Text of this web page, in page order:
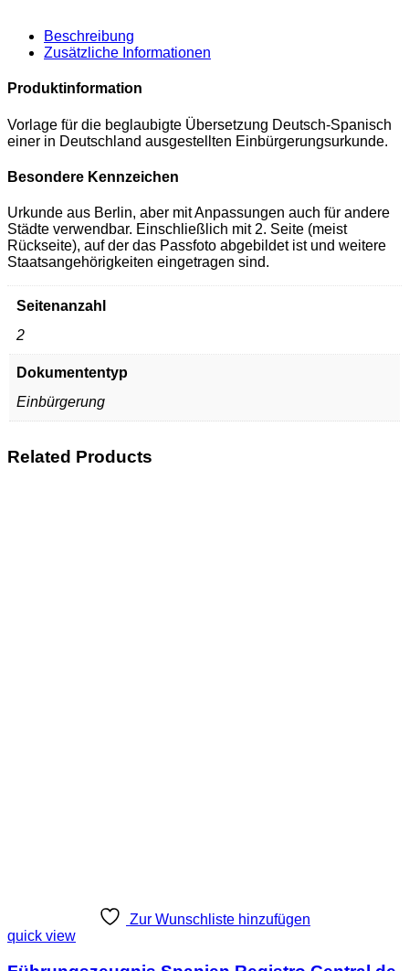
Beschreibung
Zusätzliche Informationen
Produktinformation
Vorlage für die beglaubigte Übersetzung Deutsch-Spanisch
einer in Deutschland ausgestellten Einbürgerungsurkunde.
Besondere Kennzeichen
Urkunde aus Berlin, aber mit Anpassungen auch für andere
Städte verwendbar. Einschließlich mit 2. Seite (meist
Rückseite), auf der das Passfoto abgebildet ist und weitere
Staatsangehörigkeiten eingetragen sind.
Seitenanzahl
2
Dokumententyp
Einbürgerung
Related Products
Zur Wunschliste hinzufügen
quick view